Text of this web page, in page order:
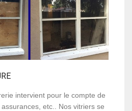
intervient pour le compte de
etc.. Nos vitriers se